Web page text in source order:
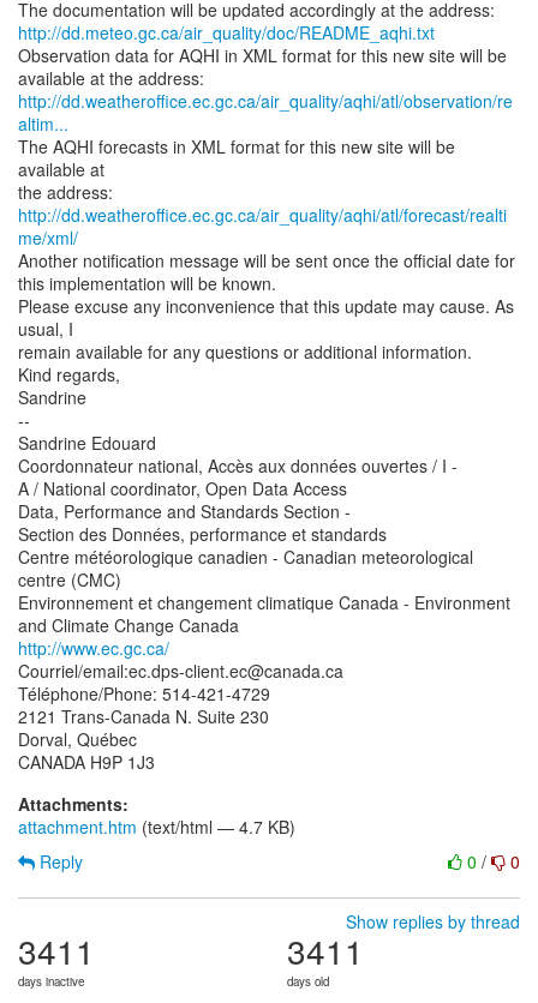
http://dd.meteo.gc.ca/air_quality/doc/README_aqhi.txt
Observation data for AQHI in XML format for this new site will be
http://dd.weatheroffice.ec.gc.ca/air_quality/aqhi/atl/observation/re
altim...
The AQHI forecasts in XML format for this new site will be
available at
http://dd.weatheroffice.ec.gc.ca/air_quality/aqhi/atl/forecast/realti
me/xml/
Another notification message will be sent once the official date for
this implementation will be known.
Please excuse any inconvenience that this update may cause. As
usual, I
remain available for any questions or additional information.
Kind regards,
Sandrine
--
Sandrine Edouard
Coordonnateur national, Accès aux données ouvertes / I -
A / National coordinator, Open Data Access
Data, Performance and Standards Section -
Section des Données, performance et standards
Centre météorologique canadien - Canadian meteorological
centre (CMC)
Environnement et changement climatique Canada - Environment
http://www.ec.gc.ca/
Courriel/email:ec.dps-client.ec@canada.ca
Téléphone/Phone: 514-421-4729
2121 Trans-Canada N. Suite 230
Dorval, Québec
Attachments:
attachment.htm (text/html — 4.7 KB)
0 / 0
Reply
Show replies by thread
3411
days inactive
3411
days old